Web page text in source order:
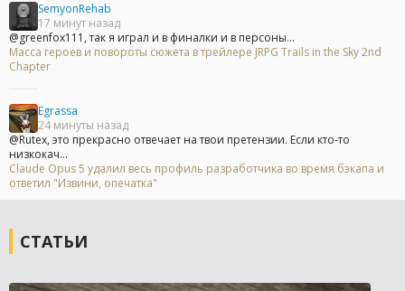
SemyonRehab
17 минут назад
@greenfox111, так я играл и в финалки и в персоны...
Масса героев и повороты сюжета в трейлере JRPG Trails in the Sky 2nd
Chapter
Egrassa
24 минуты назад
@Rutex, это прекрасно отвечает на твои претензии. Если кто-то
низкокач...
Claude Opus 5 удалил весь профиль разработчика во время бэкапа и
ответил "Извини, опечатка"
СТАТЬИ